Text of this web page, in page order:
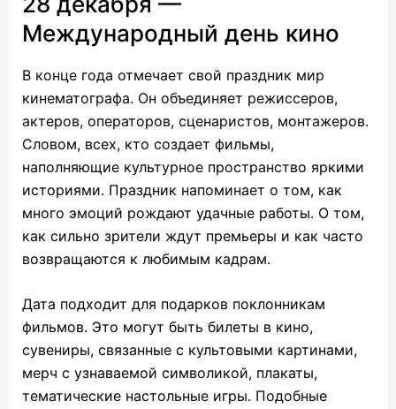
Международный день кино
В конце года отмечает свой праздник мир
кинематографа. Он объединяет режиссеров,
актеров, операторов, сценаристов, монтажеров.
Словом, всех, кто создает фильмы,
наполняющие культурное пространство яркими
историями. Праздник напоминает о том, как
много эмоций рождают удачные работы. О том,
как сильно зрители ждут премьеры и как часто
возвращаются к любимым кадрам.
Дата подходит для подарков поклонникам
фильмов. Это могут быть билеты в кино,
сувениры, связанные с культовыми картинами,
мерч с узнаваемой символикой, плакаты,
тематические настольные игры. Подобные